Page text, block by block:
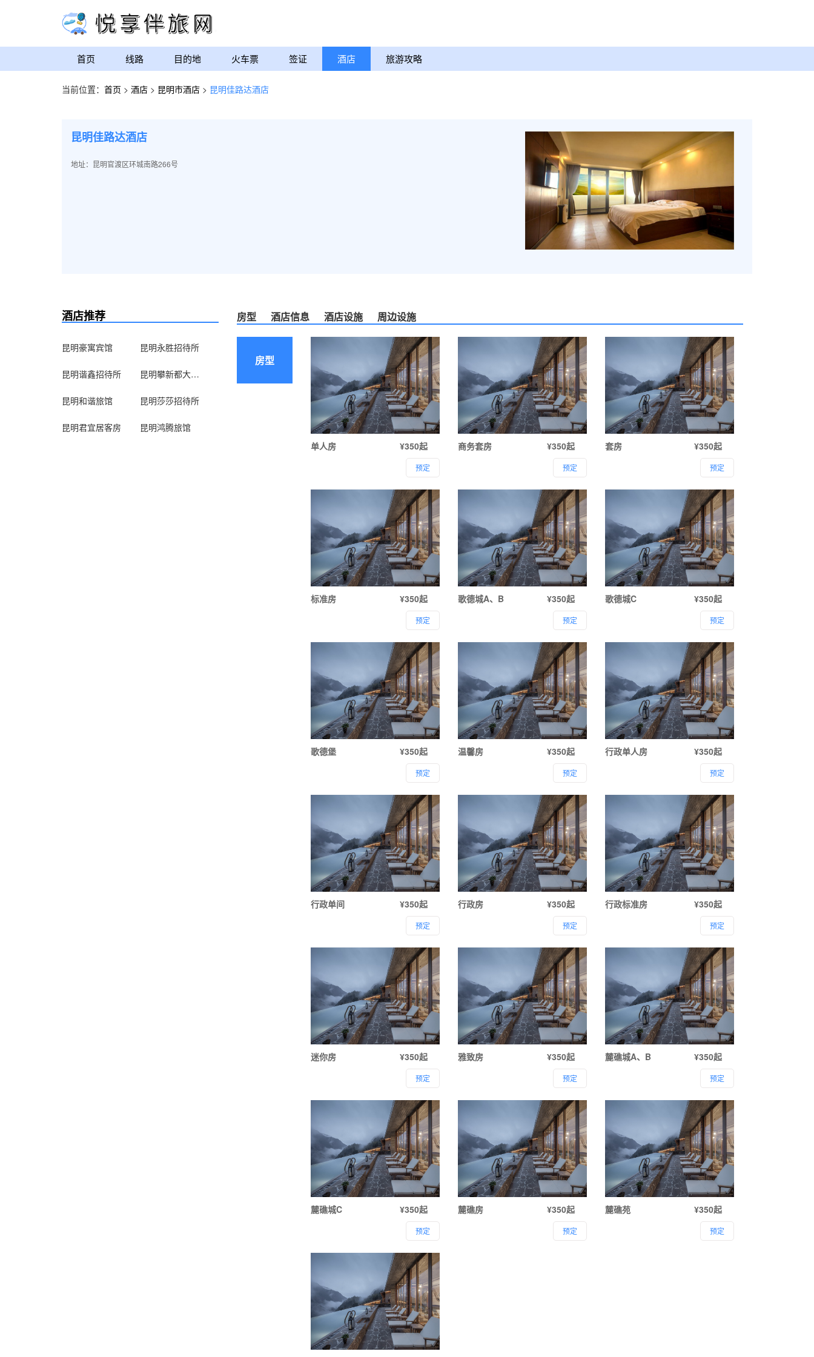
首页 线路 目的地 火车票 签证 酒店 旅游攻略
当前位置： 首页 > 酒店 > 昆明市酒店 > 昆明佳路达酒店
昆明佳路达酒店
地址：昆明官渡区环城南路266号
酒店推荐
昆明豪寓宾馆 昆明永胜招待所
昆明谐鑫招待所 昆明攀新都大酒店
昆明和谐旅馆 昆明莎莎招待所
昆明君宜居客房 昆明鸿腾旅馆
房型 酒店信息 酒店设施 周边设施
房型
单人房 ¥350起
预定
商务套房 ¥350起
预定
套房 ¥350起
预定
标准房 ¥350起
预定
歌德城A、B ¥350起
预定
歌德城C ¥350起
预定
歌德堡 ¥350起
预定
温馨房 ¥350起
预定
行政单人房 ¥350起
预定
行政单间 ¥350起
预定
行政房 ¥350起
预定
行政标准房 ¥350起
预定
迷你房 ¥350起
预定
雅致房 ¥350起
预定
麓礁城A、B ¥350起
预定
麓礁城C ¥350起
预定
麓礁房 ¥350起
预定
麓礁苑 ¥350起
预定